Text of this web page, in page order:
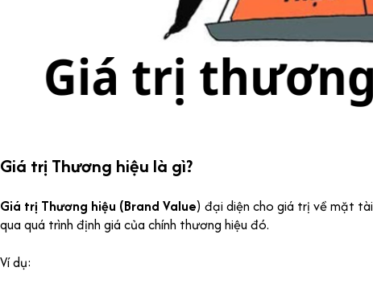
Giá trị Thương hiệu là gì?
Giá trị Thương hiệu (Brand Value) đại diện cho giá trị về mặt
qua quá trình định giá của chính thương hiệu đó.
Ví dụ: